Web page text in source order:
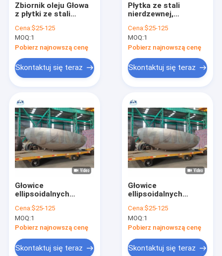
Zbiornik oleju Głowa
z płytki ze stali
Cena:$25-125
MOQ:1
Pobierz najnowszą cenę
Skontaktuj się teraz
Płytka ze stali
nierdzewnej,
końcówka 2200 mm
średnica 25 mm
grubość
Cena:$25-125
MOQ:1
Pobierz najnowszą cenę
Skontaktuj się teraz
Głowice
ellipsoidalnych
nierdzewnej 2: 1 dla
przemysłu
propanowego i
Cena:$25-125
MOQ:1
Pobierz najnowszą cenę
Skontaktuj się teraz
Głowice
ellipsoidalnych
nierdzewnej 2: 1 dla
przemysłu
propanowego i
Cena:$25-125
MOQ:1
Pobierz najnowszą cenę
Skontaktuj się teraz